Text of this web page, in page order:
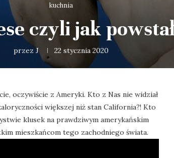
kuchnia
czyli jak
przezJ 22 stycznia 2020
oczywiście z Ameryki. Kto z Nas nie widział
większej niż stan California?! Kto
klusek na prawdziwym amerykańskim
mieszkańcom tego zachodniego świata.